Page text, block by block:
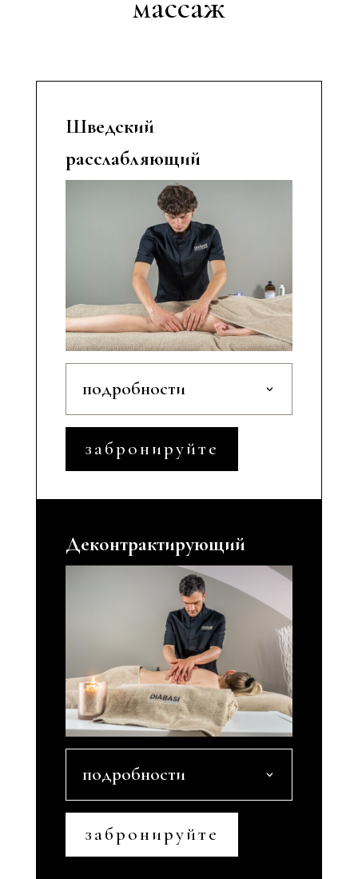
Шведский
расслабляющий
подробности
забронируйте
Деконтрактирующий
подробности
забронируйте